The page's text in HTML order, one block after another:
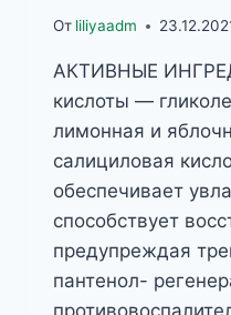
От liliyaadm
АКТИВНЫЕ
кислоты —
лимонная и
салициловая
обеспечивает
способствует
предупреждая
пантенол-